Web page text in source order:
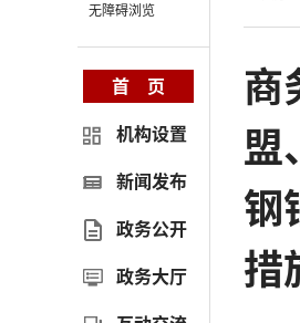
商
盟
钢
措
无障碍浏览
首 页
机构设置
新闻发布
政务公开
政务大厅